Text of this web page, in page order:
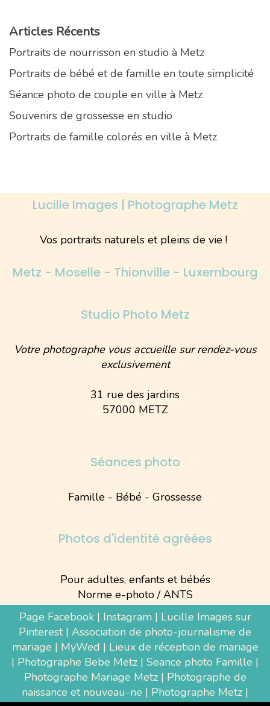
Articles Récents
Portraits de nourrisson en studio à Metz
Portraits de bébé et de famille en toute simplicité
Séance photo de couple en ville à Metz
Souvenirs de grossesse en studio
Portraits de famille colorés en ville à Metz
Lucille Images | Photographe Metz
Vos portraits naturels et pleins de vie !
Metz - Moselle - Thionville - Luxembourg
Studio Photo Metz
Votre photographe vous accueille sur rendez-vous
exclusivement
31 rue des jardins
57000 METZ
Séances photo
Famille - Bébé - Grossesse
Photos d'identité agréées
Pour adultes, enfants et bébés
Norme e-photo / ANTS
Page Facebook| Instagram| Lucille Images sur
Pinterest| Association de photo-journalisme de
mariage | MyWed | Lieux de réception de mariage
| Photographe Bebe Metz | Seance photo Famille |
Photographe Mariage Metz| Photographe de
naissance et nouveau-ne | Photographe Metz |